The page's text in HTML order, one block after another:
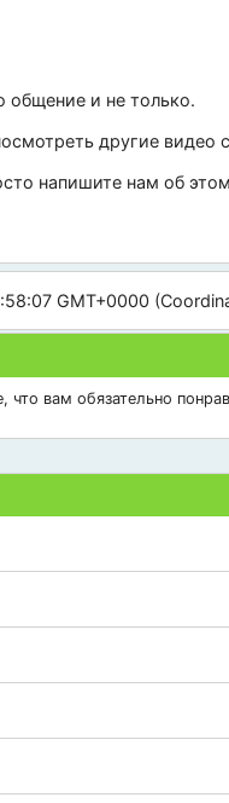
и не только.
другие видео
напишите нам об
GMT+0000
вам обязательно